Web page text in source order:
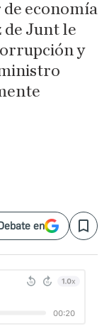
economía
de Junt le
y
en Save